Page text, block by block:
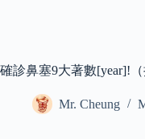
確診鼻塞9大著數[year]!（
Mr. Cheung